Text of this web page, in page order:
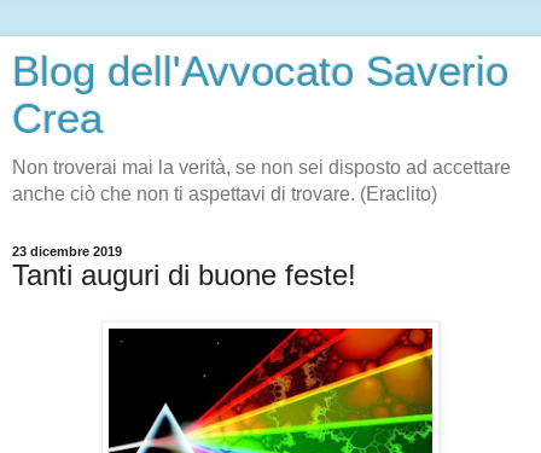
Blog dell'Avvocato Saverio
Crea
Non troverai mai la verità, se non sei disposto ad accettare
anche ciò che non ti aspettavi di trovare. (Eraclito)
23 dicembre 2019
Tanti auguri di buone feste!